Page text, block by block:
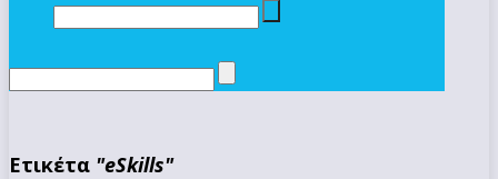
Ετικέτα "eSkills"